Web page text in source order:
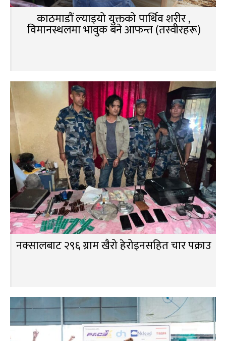
काठमाडौं ल्याइयो युक्तको पार्थिव शरीर ,
विमानस्थलमा भावुक बने आफन्त (तस्वीरहरू)
नक्सालबाट २९६ ग्राम खैरो हेरोइनसहित चार पक्राउ